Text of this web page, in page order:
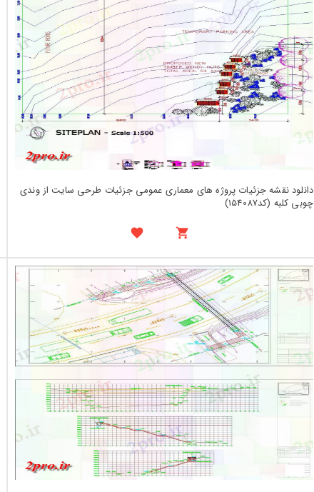
دانلود نقشه جزئیات پروژه های معماری عمومی جزئیات طرحی سایت از وندی
چوبی کلبه (کد154087)